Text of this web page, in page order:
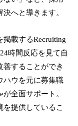
へと導きます。
載するRecruiting
時間反応を見て自
することができ
ハウを元に募集職
全面サポート。
提供しているこ